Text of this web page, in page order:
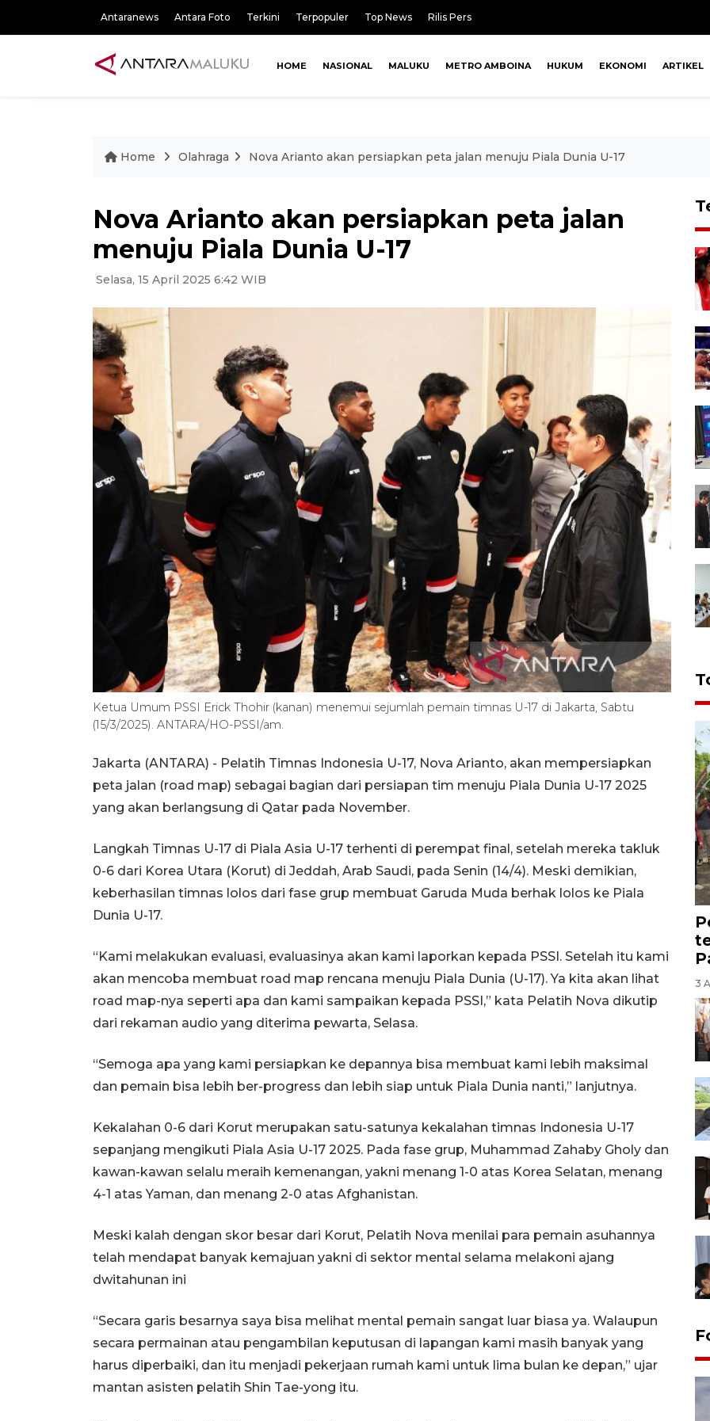
Antaranews Antara Foto Terkini Terpopuler Top News Rilis Pers
HOME NASIONAL MALUKU METRO AMBOINA HUKUM EKONOMI ARTIKEL
Home Olahraga Nova Arianto akan persiapkan peta jalan menuju Piala Dunia U-17
Nova Arianto akan persiapkan peta jalan
menuju Piala Dunia U-17
Selasa, 15 April 2025 6:42 WIB
Ketua Umum PSSI Erick Thohir (kanan) menemui sejumlah pemain timnas U-17 di Jakarta, Sabtu
(15/3/2025). ANTARA/HO-PSSI/am.
Jakarta (ANTARA) - Pelatih Timnas Indonesia U-17, Nova Arianto, akan mempersiapkan
peta jalan (road map) sebagai bagian dari persiapan tim menuju Piala Dunia U-17 2025
yang akan berlangsung di Qatar pada November.
Langkah Timnas U-17 di Piala Asia U-17 terhenti di perempat final, setelah mereka takluk
0-6 dari Korea Utara (Korut) di Jeddah, Arab Saudi, pada Senin (14/4). Meski demikian,
keberhasilan timnas lolos dari fase grup membuat Garuda Muda berhak lolos ke Piala
Dunia U-17.
“Kami melakukan evaluasi, evaluasinya akan kami laporkan kepada PSSI. Setelah itu kami
akan mencoba membuat road map rencana menuju Piala Dunia (U-17). Ya kita akan lihat
road map-nya seperti apa dan kami sampaikan kepada PSSI,” kata Pelatih Nova dikutip
dari rekaman audio yang diterima pewarta, Selasa.
“Semoga apa yang kami persiapkan ke depannya bisa membuat kami lebih maksimal
dan pemain bisa lebih ber-progress dan lebih siap untuk Piala Dunia nanti,” lanjutnya.
Kekalahan 0-6 dari Korut merupakan satu-satunya kekalahan timnas Indonesia U-17
sepanjang mengikuti Piala Asia U-17 2025. Pada fase grup, Muhammad Zahaby Gholy dan
kawan-kawan selalu meraih kemenangan, yakni menang 1-0 atas Korea Selatan, menang
4-1 atas Yaman, dan menang 2-0 atas Afghanistan.
Meski kalah dengan skor besar dari Korut, Pelatih Nova menilai para pemain asuhannya
telah mendapat banyak kemajuan yakni di sektor mental selama melakoni ajang
dwitahunan ini
“Secara garis besarnya saya bisa melihat mental pemain sangat luar biasa ya. Walaupun
secara permainan atau pengambilan keputusan di lapangan kami masih banyak yang
harus diperbaiki, dan itu menjadi pekerjaan rumah kami untuk lima bulan ke depan,” ujar
mantan asisten pelatih Shin Tae-yong itu.
3